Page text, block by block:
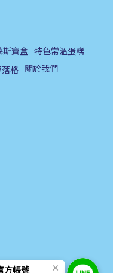
斯寶盒 特色常溫蛋糕
格 關於我們
方帳號 ×